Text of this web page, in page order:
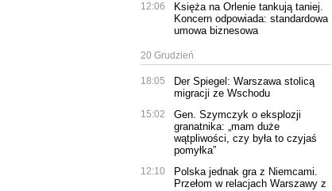
12:06
Księża na Orlenie tankują taniej.
Koncern odpowiada: standardowa
umowa biznesowa
20 Grudzień
18:05
Der Spiegel: Warszawa stolicą
migracji ze Wschodu
15:02
Gen. Szymczyk o eksplozji
granatnika: „mam duże
wątpliwości, czy była to czyjaś
pomyłka”
12:10
Polska jednak gra z Niemcami.
Przełom w relacjach Warszawy z